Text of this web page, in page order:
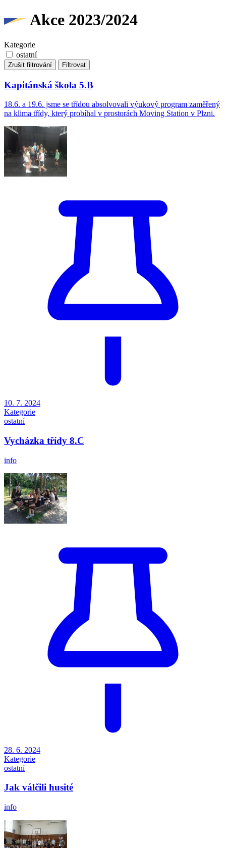
Akce 2023/2024
Kategorie
ostatní
Zrušit filtrování Filtrovat
Kapit​​​​​​​ánská škola 5.B
18.6. a 19.6. jsme se třídou absolvovali výukový program zaměřený
na klima třídy, který probíhal v prostorách Moving Station v Plzni.
10. 7. 2024
Kategorie
ostatní
Vycházka třídy 8.C
info
28. 6. 2024
Kategorie
ostatní
Jak válčili husité
info